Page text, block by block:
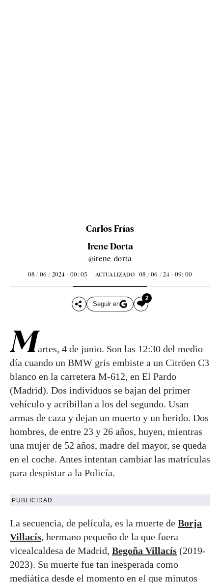
Carlos Frías
Irene Dorta
@irene_dorta
08 / 06 / 2024 - 00: 05 ACTUALIZADO 08 / 06 / 24 - 09: 00
Seguir en
2
Martes, 4 de junio. Son las 12:30 del medio
día cuando un BMW gris embiste a un Citröen C3
blanco en la carretera M-612, en El Pardo
(Madrid). Dos individuos se bajan del primer
vehículo y acribillan a los del segundo. Usan
armas de caza y dejan un muerto y un herido. Dos
hombres, de entre 23 y 26 años, huyen, mientras
una mujer de 52 años, madre del mayor, se queda
en el coche. Antes intentan cambiar las matrículas
para despistar a la Policía.
PUBLICIDAD
La secuencia, de película, es la muerte de Borja
Villacís, hermano pequeño de la que fuera
vicealcaldesa de Madrid, Begoña Villacís (2019-
2023). Su muerte fue tan inesperada como
mediática desde el momento en el que minutos